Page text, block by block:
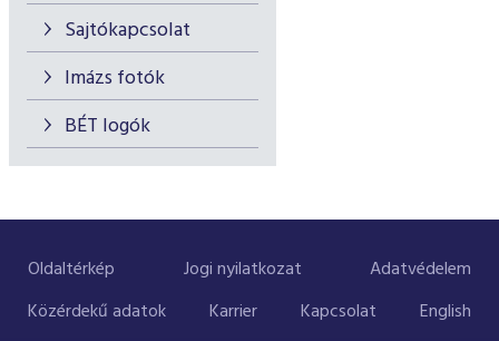
Sajtókapcsolat
Imázs fotók
BÉT logók
Oldaltérkép Jogi nyilatkozat
Adatvédelem
Közérdekű adatok
Karrier Kapcsolat English